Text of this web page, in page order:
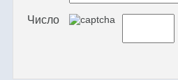
Число